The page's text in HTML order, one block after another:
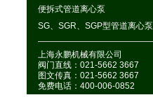
便拆式管道离心泵
SG、SGR、SGP型管道离心泵
上海永鹏机械有限公司
阀门直线：021-5662 3667
图文传真：021-5662 3667
免费电话：400-006-0852